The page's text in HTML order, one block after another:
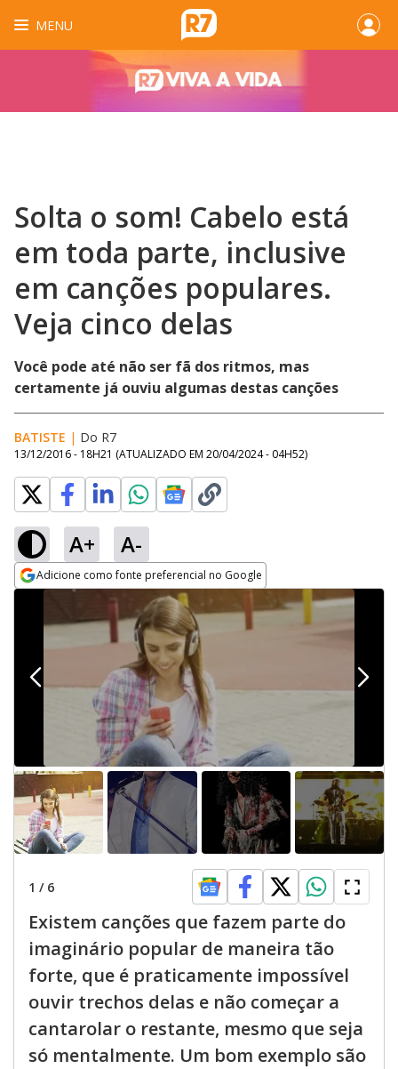
MENU
Solta o som! Cabelo está
em toda parte, inclusive
em canções populares.
Veja cinco delas
Você pode até não ser fã dos ritmos, mas
certamente já ouviu algumas destas canções
BATISTE | Do R7
13/12/2016 - 18H21 (ATUALIZADO EM 20/04/2024 - 04H52)
A+ A-
Adicione como fonte preferencial no Google
Opens in new window
1 / 6
Existem canções que fazem parte do
imaginário popular de maneira tão
forte, que é praticamente impossível
ouvir trechos delas e não começar a
cantarolar o restante, mesmo que seja
só mentalmente. Um bom exemplo são